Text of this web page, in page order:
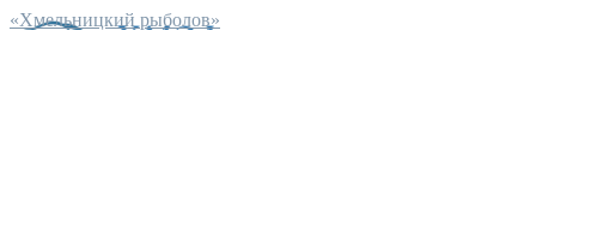
«Хмельницкий рыболов»